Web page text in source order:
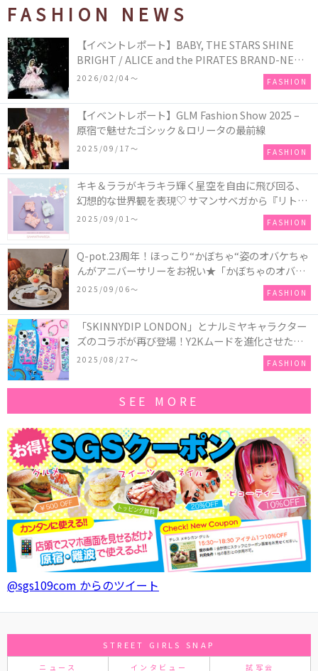
FASHION NEWS
【イベントレポート】BABY, THE STARS SHINE
BRIGHT / ALICE and the PIRATES BRAND-NEW
COLLECTION in TOKYO
2026/02/04〜 FASHION
【イベントレポート】GLM Fashion Show 2025 –
原宿で魅せたゴシック＆ロリータの最前線
2025/09/17〜 FASHION
キキ＆ララがキラキラ輝く星空を自由に飛び回る、
幻想的な世界観を表現♡ サマンサベガから『リトル
ツインスターズ』50周年アニバーサリーイヤー』を
2025/09/01〜 FASHION
Q-pot.23周年！ほっこり“かぼちゃ“姿のオバケちゃ
んがアニバーサリーをお祝い★「かぼちゃのオバケ
ーキアクセサリー」が新発売！Q-pot CAFE.では
「かぼちゃのオバケーキプレート」も登場
2025/09/06〜 FASHION
「SKINNYDIP LONDON」とナルミヤキャラクター
ズのコラボが再び登場！Y2Kムードを進化させた新
作コレクションを発売♪
2025/08/27〜 FASHION
SEE MORE
@sgs109com からのツイート
STREET GIRLS SNAP
ニュース インタビュー 試写会